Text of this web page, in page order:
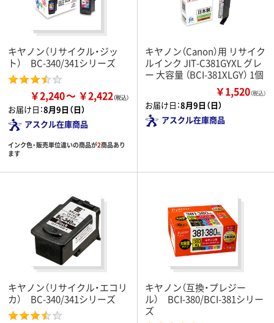
キヤノン（リサイクル・ジッ
ト） BC-340/341シリーズ
￥2,240 ￥2,422
お届け日：8月9日（日）
アスクル在庫商品
インク色・販売単位違いの商品が2商品あり
ます
キヤノン（Canon）用 リサイク
ルインク JIT-C381GYXL グレ
ー 大容量 （BCI-381XLGY） 1個
￥1,520（税込）
お届け日：8月9日（日）
アスクル在庫商品
キヤノン（リサイクル・エコリ
カ） BC-340/341シリーズ
キヤノン（互換・プレジー
ル） BCI-380/BCI-381シリー
ズ